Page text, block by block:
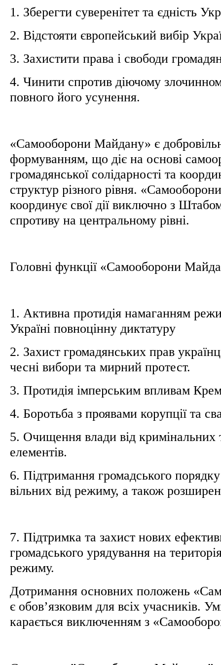
1. Зберегти суверенітет та єдність
2. Відстояти європейський вибір
3. Захистити права і свободи
4. Чинити спротив діючому
повного його усунення.
«Самооборони Майдану» є
формуванням, що діє на основі
громадянської солідарності та
структур різного рівня.
координує свої дії виключно з
спротиву на центральному рівні.
Головні функції «Самооборони
1. Активна протидія намаганням
Україні повноцінну диктатуру
2. Захист громадянських прав
чесні вибори та мирний протест.
3. Протидія імперським впливам
4. Боротьба з проявами корупції та
5. Очищення влади від кримінальних
елементів.
6. Підтримання громадського порядку
вільних від режиму, а також
7. Підтримка та захист нових
громадського урядування на
режиму.
Дотримання основних положень
є обов’язковим для всіх учасників.
карається виключенням з